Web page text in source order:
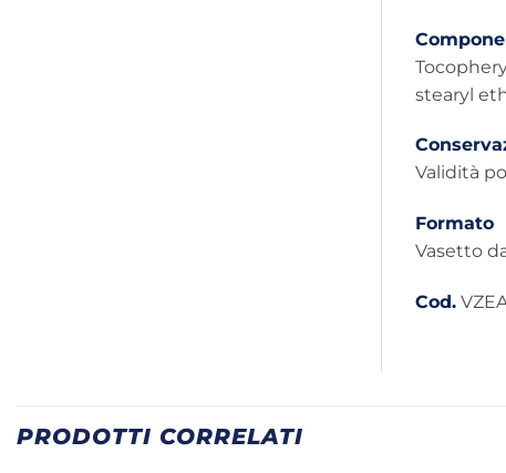
stearyl
Validità
Formato
Vasetto
Cod.
PRODOTTI CORRELATI